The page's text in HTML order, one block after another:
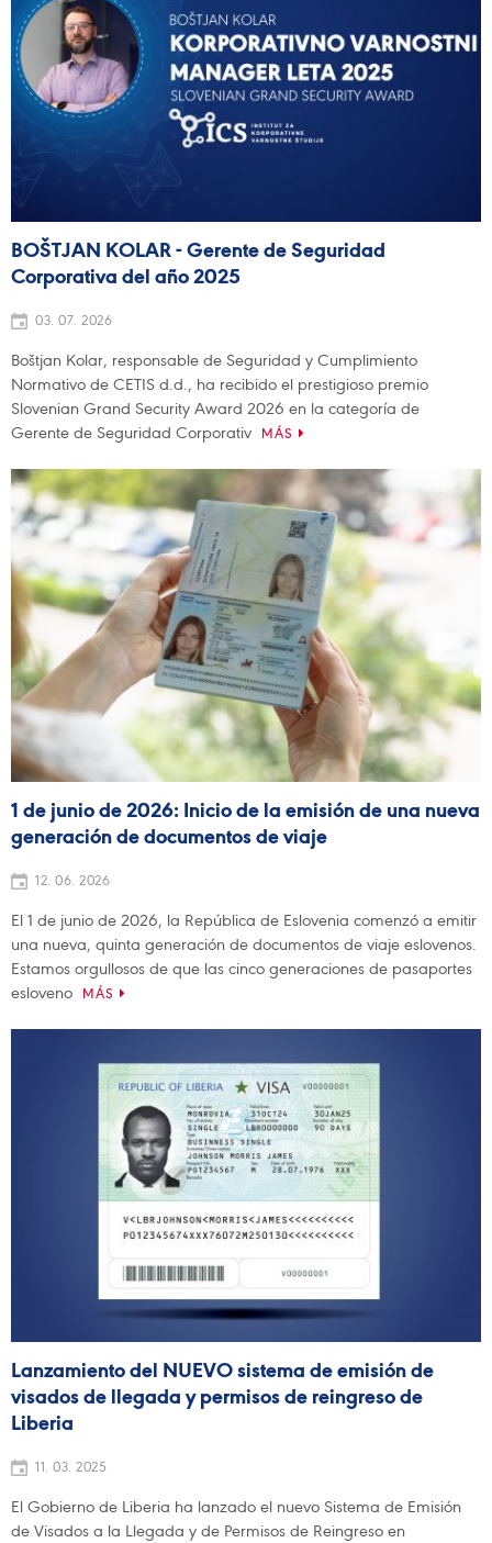
BOŠTJAN KOLAR - Gerente de Seguridad
Corporativa del año 2025
03. 07. 2026
Boštjan Kolar, responsable de Seguridad y Cumplimiento
Normativo de CETIS d.d., ha recibido el prestigioso premio
Slovenian Grand Security Award 2026 en la categoría de
Gerente de Seguridad Corporativ
MÁS
1 de junio de 2026: Inicio de la emisión de una nueva
generación de documentos de viaje
12. 06. 2026
El 1 de junio de 2026, la República de Eslovenia comenzó a emitir
una nueva, quinta generación de documentos de viaje eslovenos.
Estamos orgullosos de que las cinco generaciones de pasaportes
esloveno
MÁS
Lanzamiento del NUEVO sistema de emisión de
visados de llegada y permisos de reingreso de
Liberia
11. 03. 2025
El Gobierno de Liberia ha lanzado el nuevo Sistema de Emisión
de Visados a la Llegada y de Permisos de Reingreso en